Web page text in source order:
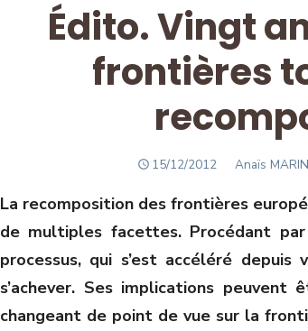
Édito. Vingt
frontières
POSTED
15/12/2012 Author
Anaïs
La recomposition des frontières
de multiples facettes. Procédant
processus, qui s’est accéléré
s’achever. Ses implications
changeant de point de vue sur la